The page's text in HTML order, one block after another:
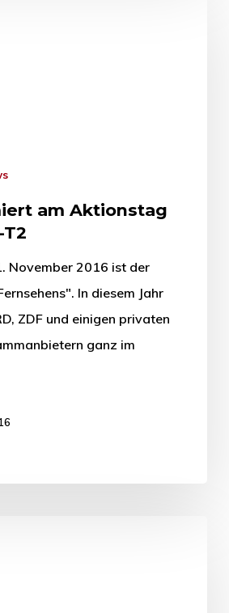
am Aktionstag
November 2016 ist der
In diesem Jahr
ZDF und einigen privaten
ganz im